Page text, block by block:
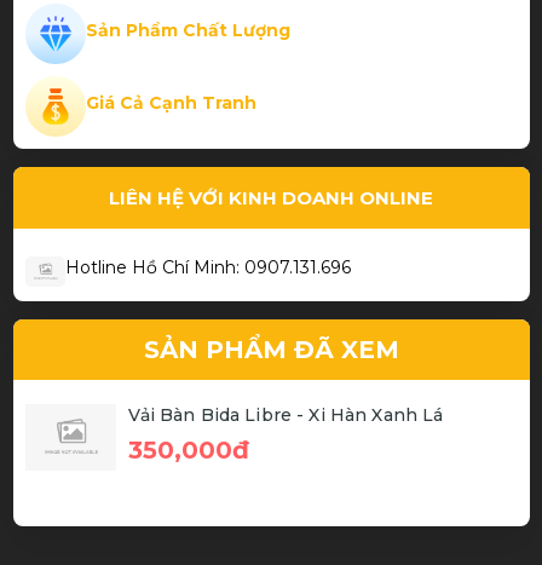
Phạm Thành Hiếu
Cơ bida chất
Sản Phẩm Chất Lượng
Giá Cả Cạnh Tranh
LIÊN HỆ VỚI KINH DOANH ONLINE
Hotline Hồ Chí Minh: 0907.131.696
SẢN PHẨM ĐÃ XEM
Vải Bàn Bida Libre - Xi Hàn Xanh Lá
350,000đ